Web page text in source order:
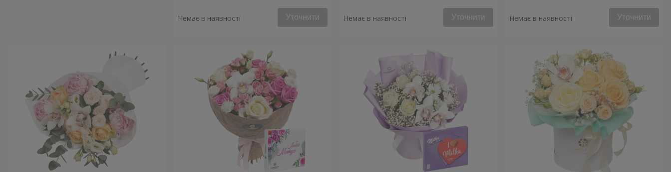
Немає в наявності Уточнити Немає в наявності Уточнити Немає в наявності Уточнити